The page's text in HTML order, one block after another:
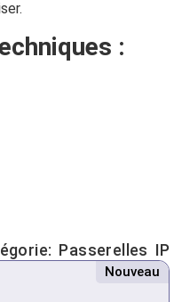
:
Passerelles IP
Nouveau